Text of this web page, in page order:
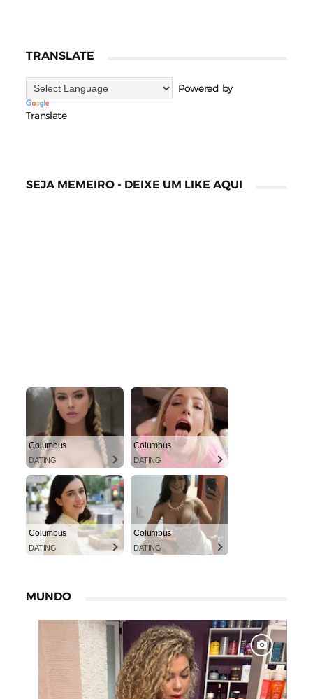
TRANSLATE
Powered by
Translate
SEJA MEMEIRO - DEIXE UM LIKE AQUI
Columbus
DATING
Columbus
DATING
Columbus
DATING
Columbus
DATING
MUNDO